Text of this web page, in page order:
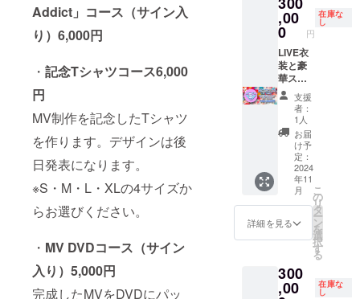
Addict」コース（サイン入
り）6,000円
・ 記念Tシャツコース6,000
円
MV制作を記念したTシャツ
を作ります。デザインは後
日発表になります。
※S・M・L・XLの4サイズか
らお選びください。
・ MV DVDコース（サイン
入り）5,000円
完成したMVをDVDにパッ
しくは
ハンド
ルネー
ムを15
文字以
内でご
記入く
ださ
い。 ※
後日、
備考欄
ご記入
いただ
いたお
名前を
変更す
ること
はでき
ませ
特殊記
号は
細は支
援者様
にのみ
後日お
送りし
ます。
※当日ご
都合が
つかず
参加で
きない
場合も
返金は
いたし
ません
のでご
了承く
ださ
い。 ※
い時間
は1時
過去の
ライブ
でき
じーが
実際に
着用し
た衣装
に、
パーソ
ナルな
スーベ
ニアを
付けて
限られ
た方に
提供す
るコー
スで
す。 衣
真のも
のにな
,00
0 円
在庫な
し
LIVE衣
装と豪
華スー
ベニア
（衣装
／生写
真／お
礼メッ
セージ
／サイ
ン,宛名,
メッ
セージ,
キス
マーク
入り色
コース
過去の
支援
者：
1人
お届
け予
定：
2024
年11
月
詳細を見る
こ
の
リ
タ
ー
ン
を
選
択
す
る
300
,00 在庫な
し